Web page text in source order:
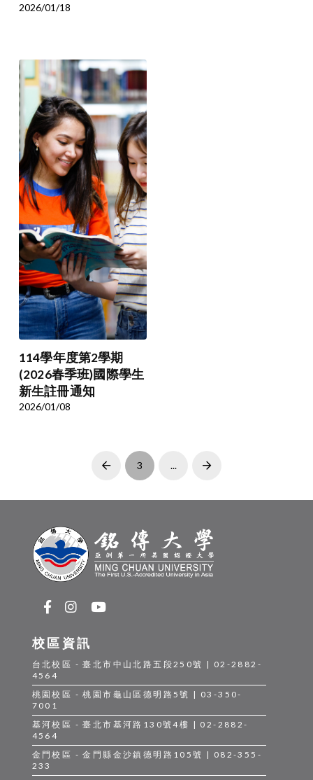
2026/01/18
114學年度第2學期
(2026春季班)國際學生
新生註冊通知
2026/01/08
Prev 3 ... Next
校區資訊
台北校區 - 臺北市中山北路五段250號 | 02-2882-
4564
桃園校區 - 桃園市龜山區德明路5號 | 03-350-
7001
基河校區 - 臺北市基河路130號4樓 | 02-2882-
4564
金門校區 - 金門縣金沙鎮德明路105號 | 082-355-
233